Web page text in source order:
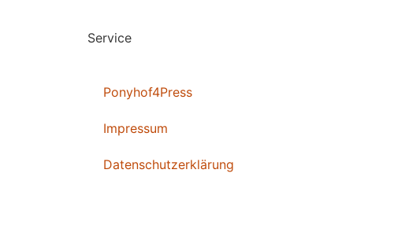
Service
Ponyhof4Press
Impressum
Datenschutzerklärung